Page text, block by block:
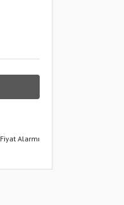
Fiyat Alarmı